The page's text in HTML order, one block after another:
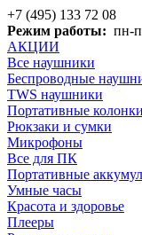
+7 (495) 133 72 08
Режим работы: пн-
АКЦИИ
Все наушники
Беспроводные
TWS наушники
Портативные колонки
Рюкзаки и сумки
Микрофоны
Все для ПК
Портативные
Умные часы
Красота и здоровье
Плееры